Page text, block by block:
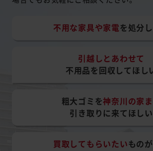
不用な家具や家電を処分
引越しとあわせて
不用品を回収してほし
粗大ゴミを神奈川の家
引き取りに来てほしい
買取してもらいたいもの